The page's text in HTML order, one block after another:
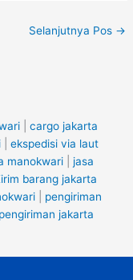
Selanjutnya Pos →
cargo jakarta
ekspedisi via laut
manokwari
jasa
barang jakarta
pengiriman
jakarta